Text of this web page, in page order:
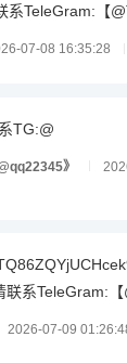
TeleGram:【
07-08 16:35:28
TG:@
》
系TeleGram:【
2026-07-09